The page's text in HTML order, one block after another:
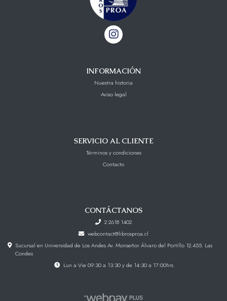
INFORMACIÓN
Nuestra historia
Aviso legal
SERVICIO AL CLIENTE
Términos y condiciones
Contacto
CONTÁCTANOS
2 2618 1402
webcontact@librosproa.cl
Sucursal en Universidad de Los Andes Av. Monseñor Álvaro del Portillo 12.455. Las
Condes
Lun a Vie 09:30 a 13:30 y de 14:30 a 17:00hrs